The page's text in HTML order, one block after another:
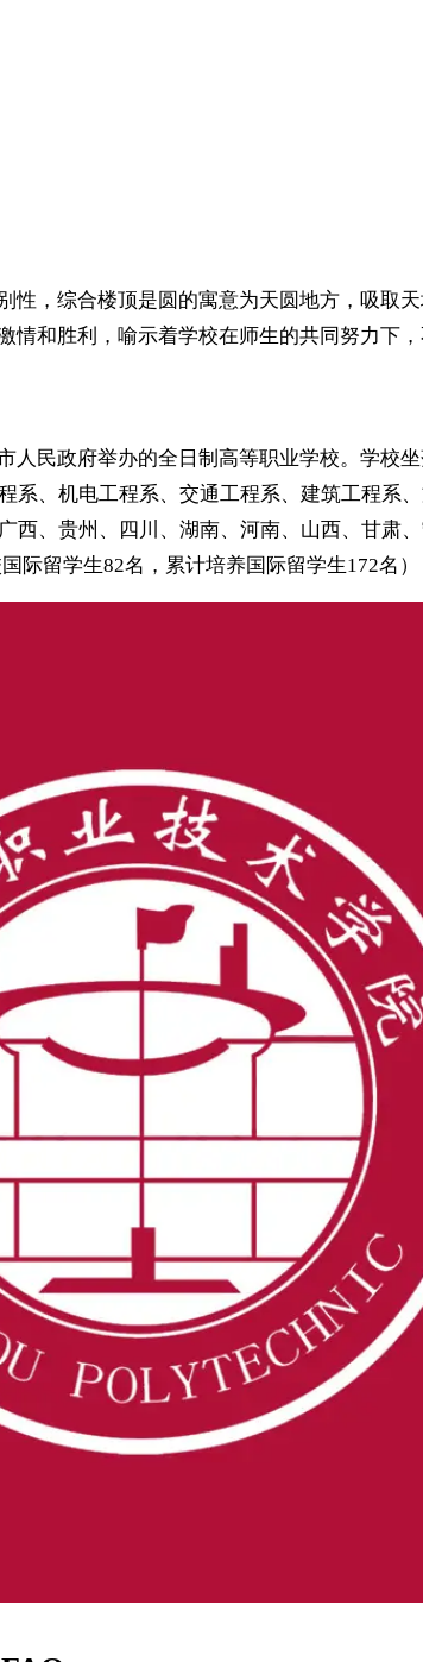
，综合楼顶是圆的寓意为天圆地方，吸取
和胜利，喻示着学校在师生的共同努力下，
民政府举办的全日制高等职业学校。学校
、机电工程系、交通工程系、建筑工程系
、贵州、四川、湖南、河南、山西、甘肃
留学生82名，累计培养国际留学生172名）